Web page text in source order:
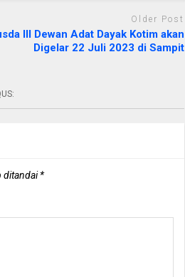
Older Post
III Dewan Adat Dayak Kotim akan
Digelar 22 Juli 2023 di Sampit
ditandai*